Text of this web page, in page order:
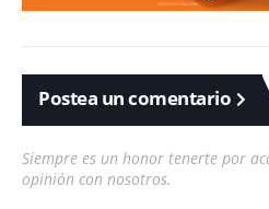
Postea un comentario
Siempre es un honor tenerte por
opinión con nosotros.